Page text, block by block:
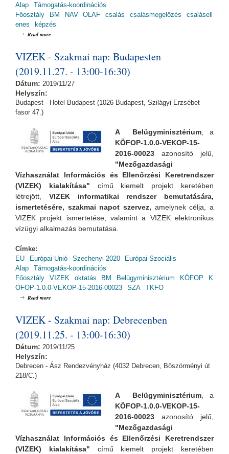
Alap
Támogatás-koordinációs
Főosztály
BM NAV OLAF csalás csalásmegelőzés
csalásell
enes
képzés
Read more
VIZEK - Szakmai nap: Budapesten
(2019.11.27. - 13:00-16:30)
Dátum: 2019/11/27
Helyszín:
Budapest - Hotel Budapest (1026 Budapest, Szilágyi Erzsébet
fasor 47.)
A Belügyminisztérium , a
KÖFOP-1.0.0-VEKOP-15-
2016-00023 azonosító jelű,
"Mezőgazdasági
Vízhasználat Információs és Ellenőrzési Keretrendszer
(VIZEK) kialakítása" című kiemelt projekt keretében
létrejött, VIZEK informatikai rendszer bemutatására,
ismertetésére, szakmai napot szervez, amelynek célja, a
VIZEK projekt ismertetése, valamint a VIZEK elektronikus
vízügyi alkalmazás bemutatása.
Címke:
EU
Európai Unió Szechenyi 2020
Európai Szociális
Alap
Támogatás-koordinációs
Főosztály
VIZEK oktatás BM Belügyminisztérium KÖFOP
K
ÖFOP-1.0.0-VEKOP-15-2016-00023
SZA TKFO
Read more
VIZEK - Szakmai nap: Debrecenben
(2019.11.25. - 13:00-16:30)
Dátum: 2019/11/25
Helyszín:
Debrecen - Ász Rendezvényház (4032 Debrecen, Böszörményi út
218/C.)
A Belügyminisztérium , a
KÖFOP-1.0.0-VEKOP-15-
2016-00023 azonosító jelű,
"Mezőgazdasági
Vízhasználat Információs és Ellenőrzési Keretrendszer
(VIZEK) kialakítása" című kiemelt projekt keretében